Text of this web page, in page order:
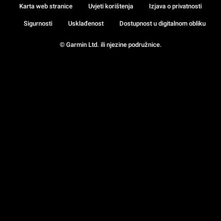
© Garmin Ltd. ili njezine podružnice.
Karta web stranice Uvjeti korištenja Izjava o privatnosti
Sigurnosti Usklađenost Dostupnost u digitalnom obliku